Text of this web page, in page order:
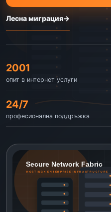
Лесна миграция→
2001
опит в интернет услуги
24/7
професионална поддръжка